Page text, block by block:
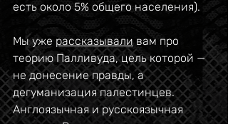
есть около 5% общего населения).
Мы уже рассказывали вам про
теорию Палливуда, цель которой —
не донесение правды, а
дегуманизация палестинцев.
Англоязычная и русскоязычная